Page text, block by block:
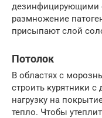
дезинфицирующими
размножение
присыпают слой
Потолок
В областях с
строить курятники
нагрузку на
тепло. Чтобы